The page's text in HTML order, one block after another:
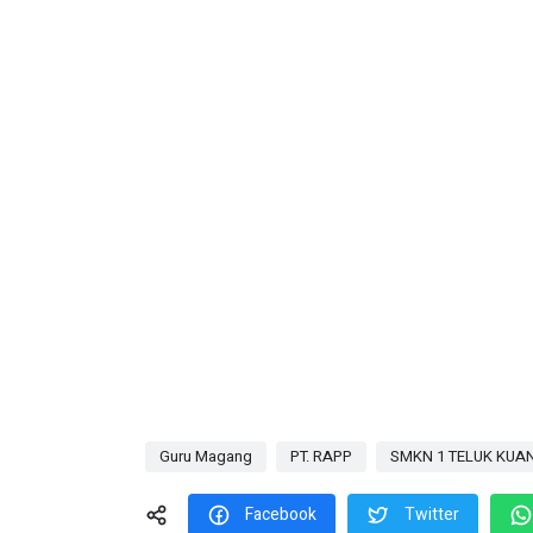
Guru Magang PT. RAPP SMKN 1 TELUK
Facebook Twitter